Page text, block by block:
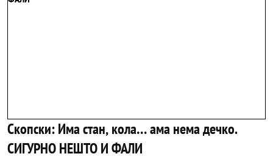
Скопски: Има стан, кола… ама нема дечко.
СИГУРНО НЕШТО И ФАЛИ